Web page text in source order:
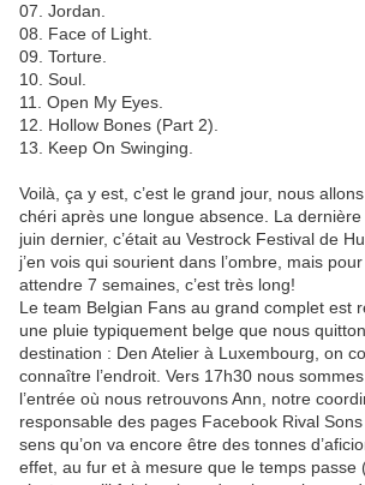
07. Jordan.
08. Face of Light.
09. Torture.
10. Soul.
11. Open My Eyes.
12. Hollow Bones (Part 2).
13. Keep On Swinging.
Voilà, ça y est, c’est le grand jour, nous
chéri après une longue absence. La
juin dernier, c’était au Vestrock Festival de
j’en vois qui sourient dans l’ombre, mais
attendre 7 semaines, c’est très long!
Le team Belgian Fans au grand complet est
une pluie typiquement belge que nous
destination : Den Atelier à Luxembourg, on
connaître l’endroit. Vers 17h30 nous
l’entrée où nous retrouvons Ann, notre
responsable des pages Facebook Rival
sens qu’on va encore être des tonnes
effet, au fur et à mesure que le temps passe